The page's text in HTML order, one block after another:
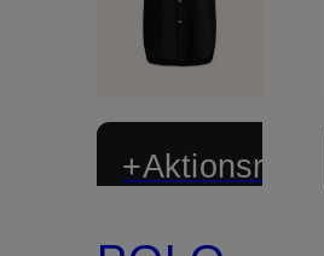
+Aktionsrabatt